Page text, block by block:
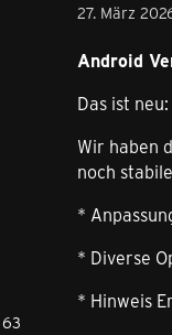
63
27. März
Android
Das ist neu:
Wir haben
noch
*
* Diverse
* Hinweis